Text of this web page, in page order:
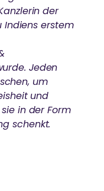
der
Indiens erstem
Jeden
um
und
in der Form
schenkt.